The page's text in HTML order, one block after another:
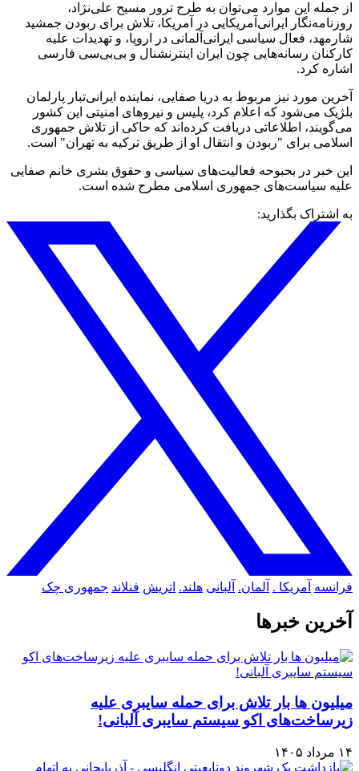
از جمله این موارد می‌توان به طرح ترور مسیح علی‌نژاد،
روزنامه‌نگار ایرانی‌آمریکایی در آمریکا، تلاش برای ربودن جمشید
شارمهد، فعال سیاسی ایرانی‌آلمانی در اروپا، و تهدیدات علیه
کارکنان رسانه‌هایی چون ایران‌ اینترنشنال و بی‌بی‌سی فارسی
اشاره کرد.
آخرین مورد نیز مربوط به دریا صفایی، نماینده ایرانی‌تبار پارلمان
بلژیک می‌شود که اعلام کرد، پلیس و نیروهای امنیتی این کشور
می‌گویند، اطلاعاتی دریافت‌ کرده‌اند که حاکی از تلاش جمهوری
اسلامی برای "ربودن و انتقال‌ او از طریق ترکیه به تهران" است.
این خبر در بحبوحه فعالیت‌های سیاسی و حقوق بشری خانم صفایی
علیه سیاست‌های جمهوری اسلامی مطرح شده است.
به اشتراک بگذارید:
فرانسه آمریکا . آلمان. آلبانی هلند. اتریش فنلاند جمهوری چک
آخرین خبرها
میلیون ها بار تلاش برای حمله سایبری علیه
زیرساخت‌های اکو سیستم سایبری آلبانی!
۱۴ مرداد ۱۴۰۵